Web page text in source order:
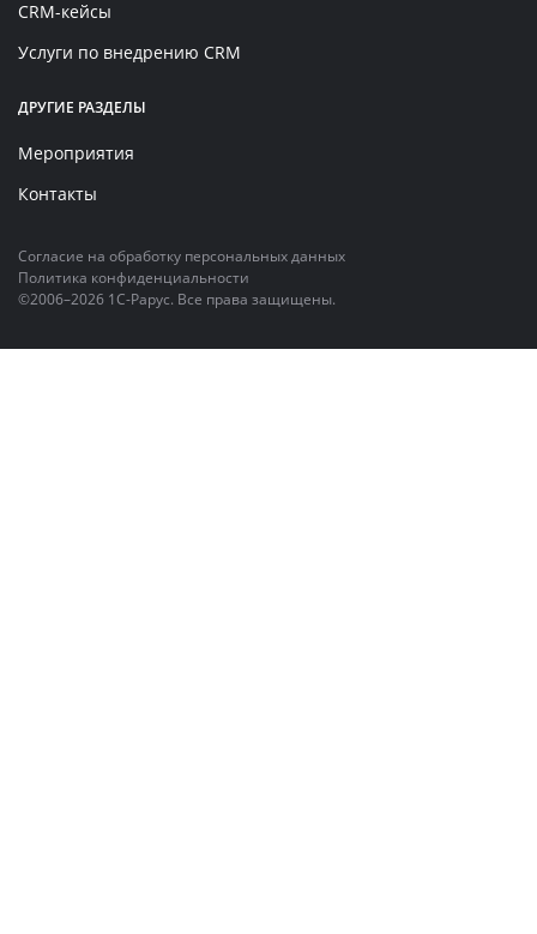
CRM-кейсы
Услуги по внедрению CRM
ДРУГИЕ РАЗДЕЛЫ
Мероприятия
Контакты
©2006–2026 1С-Рарус. Все права защищены.
Политика конфиденциальности
Согласие на обработку персональных данных